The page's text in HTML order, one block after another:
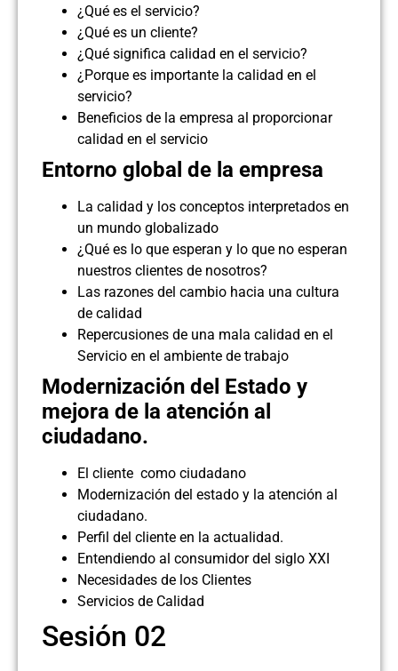
¿Qué es el servicio?
¿Qué es un cliente?
¿Qué significa calidad en el servicio?
¿Porque es importante la calidad en el
servicio?
Beneficios de la empresa al proporcionar
calidad en el servicio
Entorno global de la empresa
La calidad y los conceptos interpretados en
un mundo globalizado
¿Qué es lo que esperan y lo que no esperan
nuestros clientes de nosotros?
Las razones del cambio hacia una cultura
de calidad
Repercusiones de una mala calidad en el
Servicio en el ambiente de trabajo
Modernización del Estado y
mejora de la atención al
ciudadano.
El cliente como ciudadano
Modernización del estado y la atención al
ciudadano.
Perfil del cliente en la actualidad.
Entendiendo al consumidor del siglo XXI
Necesidades de los Clientes
Servicios de Calidad
Sesión 02